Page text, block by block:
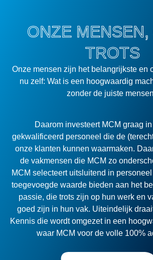
ONZE
TROTS
Onze mensen zijn het belangrijkste en
nu zelf: Wat is een hoogwaardig
zonder de juiste
Daarom investeert MCM graag
gekwalificeerd personeel die de
onze klanten kunnen waarmaken.
de vakmensen die MCM zo
MCM selecteert uitsluitend in
toegevoegde waarde bieden aan het
passie, die trots zijn op hun werk en
goed zijn in hun vak. Uiteindelijk
Kennis die wordt omgezet in een
waar MCM voor de volle 100%